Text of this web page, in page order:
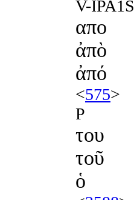
V-IPA1S
απο
ἀπὸ
ἀπό
<575>
P
του
τοῦ
ὁ